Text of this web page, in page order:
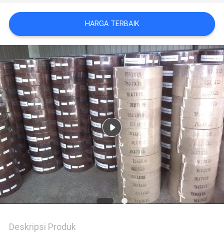
PRIVACY
POLICY
HARGA TERBAIK
Deskripsi Produk